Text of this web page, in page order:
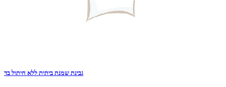
גבינת שמנת ביתית ללא חיתול בד